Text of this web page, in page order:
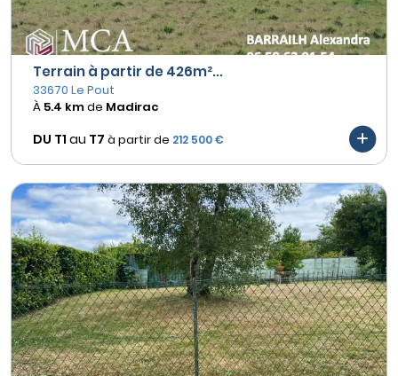
Terrain à partir de 426m²...
33670 Le Pout
À 5.4 kmde Madirac
DU T1 au T7 à partir de 212 500 €